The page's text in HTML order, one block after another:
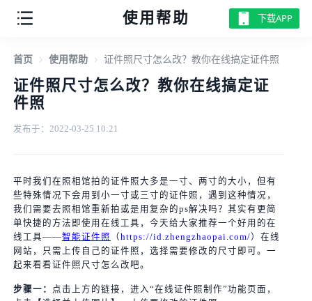
下载APP
使用帮助
首页 使用帮助 证件照尺寸怎么改？教你在线搞定证件照
证件照尺寸怎么改？教你在线搞定证
件照
发布于：2022-03-25 10:21
平时我们在照相馆拍的证件照大多是一寸、两寸的大小，但有
些特殊情况下会用到小一寸或三寸的证件照，遇到这种情况，
我们需要去照相馆重新拍或是用复杂的ps解决吗？其实有更简
单快捷的方法即使用在线工具，今天给大家推荐一个好用的在
线工具——智能证件照 （https://id.zhengzhaopai.com/）在线
网站，只需上传自己的证件照，选择需要修改的尺寸即可。一
起来看看证件照尺寸怎么改吧。
步骤一： 点击上方的链接，进入“在线证件照制作”功能页面，